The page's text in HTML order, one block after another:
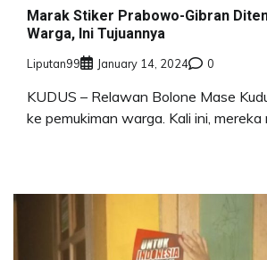
Marak Stiker Prabowo-Gibran
Warga, Ini Tujuannya
Liputan99 January 14, 2024 0
KUDUS – Relawan Bolone Mase
ke pemukiman warga. Kali ini,